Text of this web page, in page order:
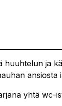
huuhtelun ja
ansiosta
yhtä wc-